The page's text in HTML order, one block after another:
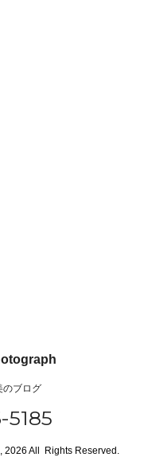
のブログ
5185
2026 All Rights Reserved.